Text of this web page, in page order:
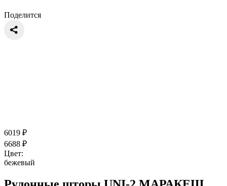
Поделится
6019 ₽
6688 ₽
Цвет:
бежевый